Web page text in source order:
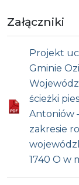
Załączniki
Projekt
Gminie
ścieżki
Antoniów
zakresie
1740 O w